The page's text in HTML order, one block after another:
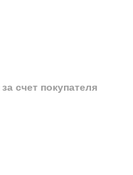
за счет покупателя